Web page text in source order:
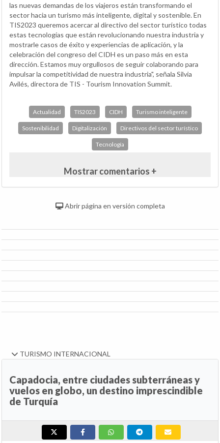
las nuevas demandas de los viajeros están transformando el
sector hacia un turismo más inteligente, digital y sostenible. En
TIS2023 queremos acercar al directivo del sector turístico todas
estas tecnologías que están revolucionando nuestra industria y
mostrarle casos de éxito y experiencias de aplicación, y la
celebración del congreso del CIDH es un paso más en esta
dirección. Estamos muy orgullosos de seguir colaborando para
impulsar la competitividad de nuestra industria", señala Silvia
Avilés, directora de TIS - Tourism Innovation Summit.
Actualidad TIS2023 CIDH Turismo inteligente
Sostenibilidad Digitalización Directivos del sector turístico
Tecnología
Mostrar comentarios +
Abrir página en versión completa
TURISMO INTERNACIONAL
Capadocia, entre ciudades subterráneas y
vuelos en globo, un destino imprescindible
de Turquía